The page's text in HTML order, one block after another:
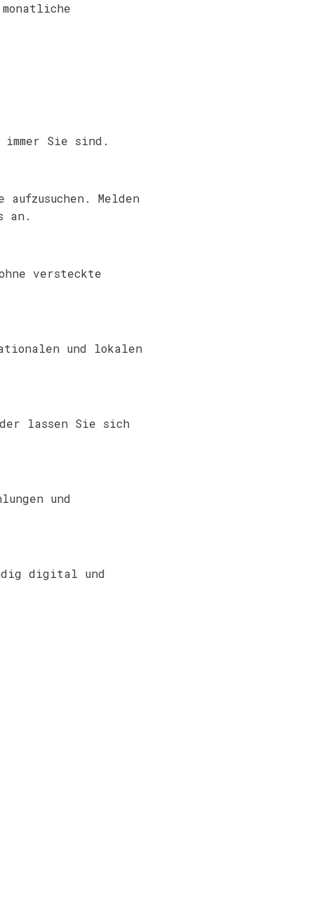
immer Sie sind.
Melden
an.
versteckte
und lokalen
lassen Sie sich
und
digital und